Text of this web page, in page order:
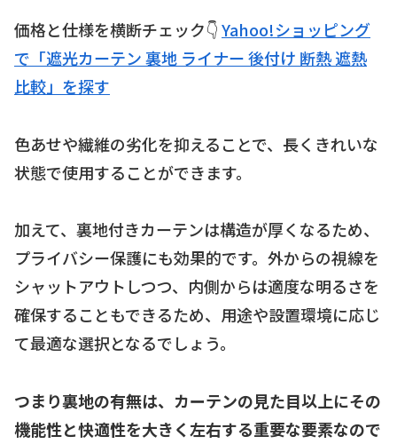
価格と仕様を横断チェック👇Yahoo!ショッピング
で「遮光カーテン 裏地 ライナー 後付け 断熱 遮熱
比較」を探す
色あせや繊維の劣化を抑えることで、長くきれいな
状態で使用することができます。
加えて、裏地付きカーテンは構造が厚くなるため、
プライバシー保護にも効果的です。外からの視線を
シャットアウトしつつ、内側からは適度な明るさを
確保することもできるため、用途や設置環境に応じ
て最適な選択となるでしょう。
つまり裏地の有無は、カーテンの見た目以上にその
機能性と快適性を大きく左右する重要な要素なので